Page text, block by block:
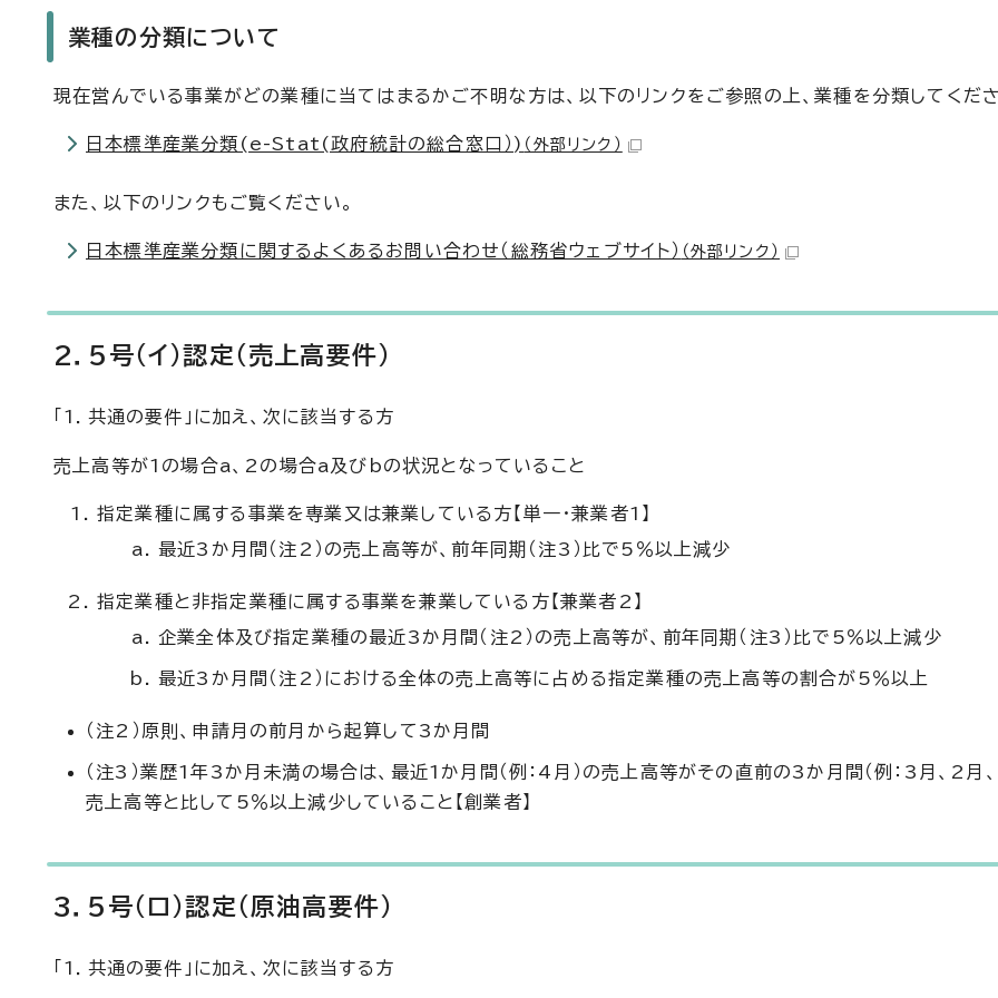
業種の分類について
現在営んでいる事業がどの業種に当てはまるかご不明な方は、以下のリンクをご参照の上、業種を分類してくだ
日本標準産業分類(e-Stat(政府統計の総合窓口）) （外部リンク）
また、以下のリンクもご覧ください。
日本標準産業分類に関するよくあるお問い合わせ（総務省ウェブサイト） （外部リンク）
2．5号（イ）認定（売上高要件）
「1．共通の要件」に加え、次に該当する方
売上高等が1の場合a、2の場合a及びbの状況となっていること
指定業種に属する事業を専業又は兼業している方【単一・兼業者1】
最近3か月間（注2）の売上高等が、前年同期（注3）比で5％以上減少
指定業種と非指定業種に属する事業を兼業している方【兼業者2】
企業全体及び指定業種の最近3か月間（注2）の売上高等が、前年同期（注3）比で5％以上減少
最近3か月間（注2）における全体の売上高等に占める指定業種の売上高等の割合が5％以上
（注2）原則、申請月の前月から起算して3か月間
（注3）業歴1年3か月未満の場合は、最近1か月間（例：4月）の売上高等がその直前の3か月間（例：3月、2月
売上高等と比して5％以上減少していること【創業者】
3．5号（ロ）認定（原油高要件）
「1．共通の要件」に加え、次に該当する方